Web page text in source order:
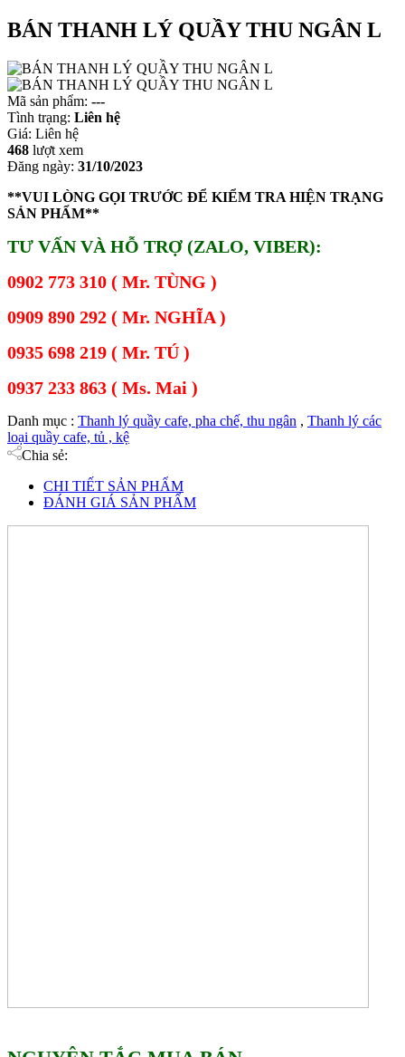
BÁN THANH LÝ QUẦY THU NGÂN L
Mã sản phẩm: ---
Tình trạng: Liên hệ
Giá: Liên hệ
468 lượt xem
Đăng ngày: 31/10/2023
**VUI LÒNG GỌI TRƯỚC ĐỂ KIỂM TRA HIỆN TRẠNG
SẢN PHẨM**
TƯ VẤN VÀ HỖ TRỢ (ZALO, VIBER):
0902 773 310 ( Mr. TÙNG )
0909 890 292 ( Mr. NGHĨA )
0935 698 219 ( Mr. TÚ )
0937 233 863 ( Ms. Mai )
Danh mục : Thanh lý quầy cafe, pha chế, thu ngân , Thanh lý các
loại quầy cafe, tủ , kệ
Chia sẻ:
CHI TIẾT SẢN PHẨM
ĐÁNH GIÁ SẢN PHẨM